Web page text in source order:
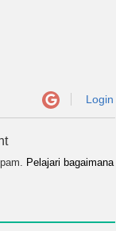
Login
Pelajari bagaimana